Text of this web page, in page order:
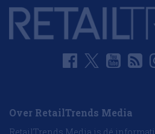
Over RetailTrends Media